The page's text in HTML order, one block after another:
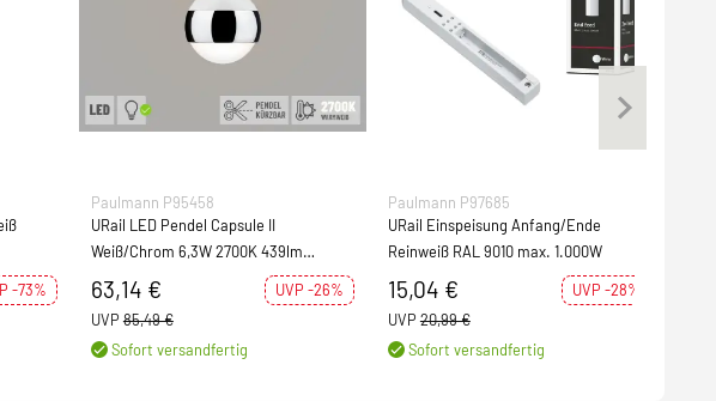
-73%
Paulmann P95458
URail LED Pendel Capsule II
Weiß/Chrom 6,3W 2700K 439lm
dimmbar (LED fest verbaut)
63,14 €
UVP -26%
UVP 85,49 €
Sofort versandfertig
Paulmann P97685
URail Einspeisung Anfang/Ende
Reinweiß RAL 9010 max. 1.000W
15,04 €
UVP -28%
UVP 20,99 €
Sofort versandfertig